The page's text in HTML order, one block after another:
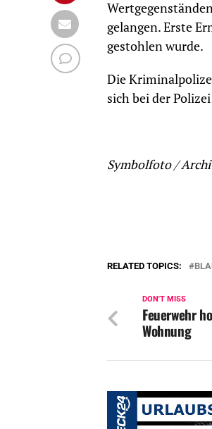
gelangen. Erste
gestohlen wurde.
Die
sich bei der
Symbolfoto /
RELATED TOPICS:
DON'T MISS
Feuerwehr
Wohnung